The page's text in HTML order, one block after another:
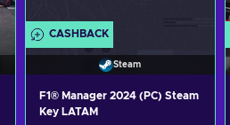
CASHBACK
Steam
F1® Manager 2024 (PC) Steam
Key LATAM